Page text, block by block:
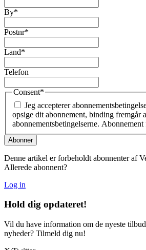
By*
Postnr*
Land*
Telefon
Consent*
Jeg accepterer
opsige dit abonnement, binding fremgår
abonnementsbetingelserne.
Denne artikel er forbeholdt abonnenter af
Allerede abonnent?
Log in
Hold dig opdateret!
Vil du have information om de nyeste
nyheder? Tilmeld dig nu!